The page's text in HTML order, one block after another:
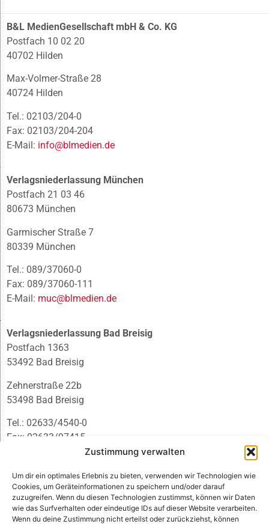
Zustimmung verwalten
Um dir ein optimales Erlebnis zu bieten, verwenden wir Technologien wie
Cookies, um Geräteinformationen zu speichern und/oder darauf
zuzugreifen. Wenn du diesen Technologien zustimmst, können wir Daten
wie das Surfverhalten oder eindeutige IDs auf dieser Website verarbeiten.
Wenn du deine Zustimmung nicht erteilst oder zurückziehst, können
B&L MedienGesellschaft mbH & Co. KG
Postfach 10 02 20
40702 Hilden
Max-Volmer-Straße 28
40724 Hilden
Tel.: 02103/204-0
Fax: 02103/204-204
E-Mail: info@blmedien.de
Verlagsniederlassung München
Postfach 21 03 46
80673 München
Garmischer Straße 7
80339 München
Tel.: 089/37060-0
Fax: 089/37060-111
E-Mail: muc@blmedien.de
Verlagsniederlassung Bad Breisig
Postfach 1363
53492 Bad Breisig
Zehnerstraße 22b
53498 Bad Breisig
Tel.: 02633/4540-0
Fax: 02633/97415
infobb@blmedien.de